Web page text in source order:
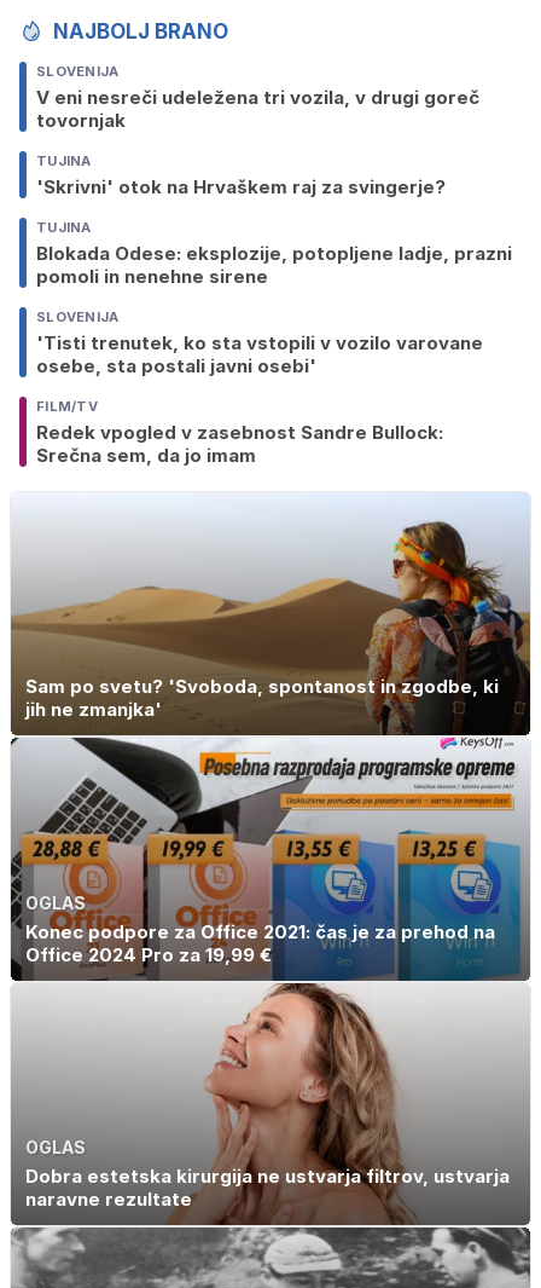
NAJBOLJ BRANO
SLOVENIJA
V eni nesreči udeležena tri vozila, v drugi goreč
tovornjak
TUJINA
'Skrivni' otok na Hrvaškem raj za svingerje?
TUJINA
Blokada Odese: eksplozije, potopljene ladje, prazni
pomoli in nenehne sirene
SLOVENIJA
'Tisti trenutek, ko sta vstopili v vozilo varovane
osebe, sta postali javni osebi'
FILM/TV
Redek vpogled v zasebnost Sandre Bullock:
Srečna sem, da jo imam
Sam po svetu? 'Svoboda, spontanost in zgodbe, ki
jih ne zmanjka'
OGLAS
Konec podpore za Office 2021: čas je za prehod na
Office 2024 Pro za 19,99 €
OGLAS
Dobra estetska kirurgija ne ustvarja filtrov, ustvarja
naravne rezultate